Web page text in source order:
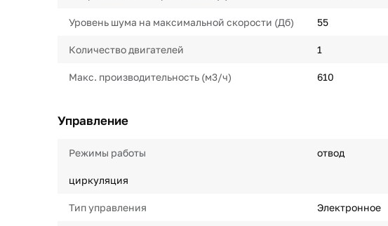
Уровень шума на максимальной скорости (Дб) 55
Количество двигателей 1
Макс. производительность (м3/ч) 610
Управление
Режимы работы отвод
циркуляция
Тип управления Электронное